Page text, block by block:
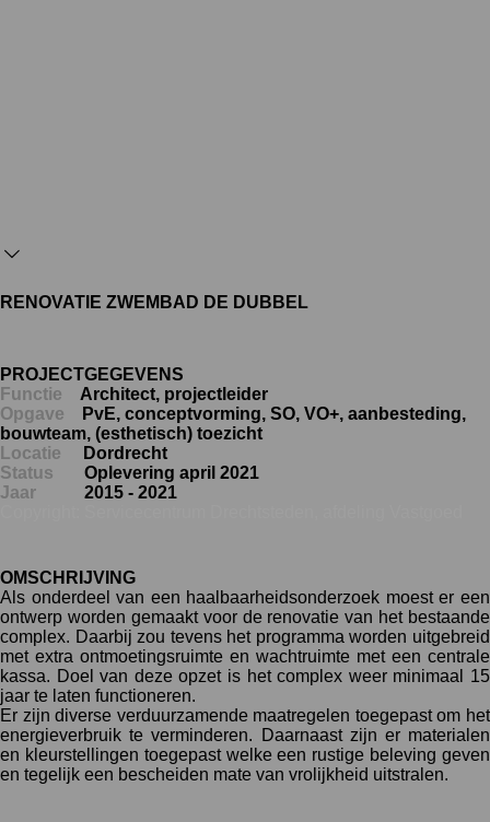
RENOVATIE ZWEMBAD DE DUBBEL
PROJECTGEGEVENS
Functie
Architect, projectleider
Opgave
PvE, conceptvorming, SO, VO+, aanbesteding,
bouwteam, (esthetisch) toezicht
Locatie
Dordrecht
Status
Oplevering april 2021
Jaar
2015 - 2021
OMSCHRIJVING
Als onderdeel van een haalbaarheidsonderzoek moest er een
ontwerp worden gemaakt voor de renovatie van het bestaande
complex. Daarbij zou tevens het programma worden uitgebreid
met extra ontmoetingsruimte en wachtruimte met een centrale
kassa. Doel van deze opzet is het complex weer minimaal 15
jaar te laten functioneren.
Er zijn diverse verduurzamende maatregelen toegepast om het
energieverbruik te verminderen. Daarnaast zijn er materialen
en kleurstellingen toegepast welke een rustige beleving geven
en tegelijk een bescheiden mate van vrolijkheid uitstralen.